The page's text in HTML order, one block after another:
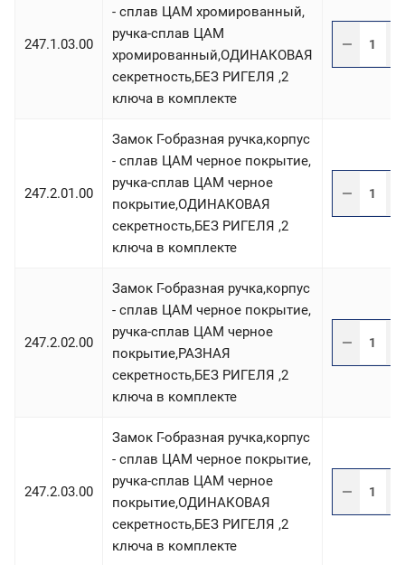
247.1.03.00
- сплав ЦАМ хромированный,
ручка-сплав ЦАМ
хромированный,ОДИНАКОВАЯ
секретность,БЕЗ РИГЕЛЯ ,2
ключа в комплекте
247.2.01.00
Замок Г-образная ручка,корпус
- сплав ЦАМ черное покрытие,
ручка-сплав ЦАМ черное
покрытие,ОДИНАКОВАЯ
секретность,БЕЗ РИГЕЛЯ ,2
ключа в комплекте
247.2.02.00
Замок Г-образная ручка,корпус
- сплав ЦАМ черное покрытие,
ручка-сплав ЦАМ черное
покрытие,РАЗНАЯ
секретность,БЕЗ РИГЕЛЯ ,2
ключа в комплекте
247.2.03.00
Замок Г-образная ручка,корпус
- сплав ЦАМ черное покрытие,
ручка-сплав ЦАМ черное
покрытие,ОДИНАКОВАЯ
секретность,БЕЗ РИГЕЛЯ ,2
ключа в комплекте